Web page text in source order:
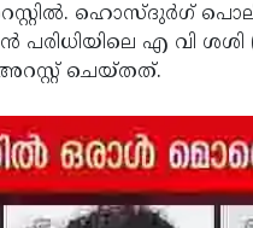
ഹൊസ്ദുര്‍ഗ്
പരിധിയിലെ എ വി
ചെയ്തത്.